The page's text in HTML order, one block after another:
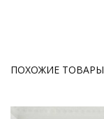
ПОХОЖИЕ ТОВАРЫ